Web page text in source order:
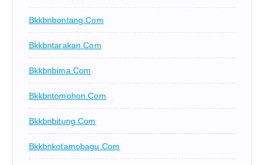
Bkkbnbontang.com
Bkkbntarakan.com
Bkkbnbima.com
Bkkbntomohon.com
Bkkbnbitung.com
Bkkbnkotamobagu.com